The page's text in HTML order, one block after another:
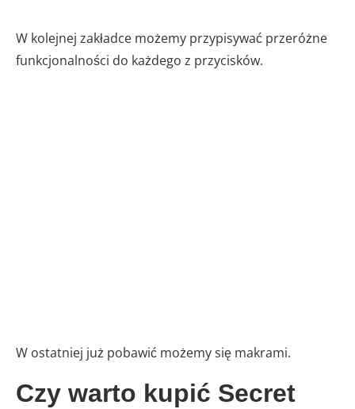
W kolejnej zakładce możemy przypisywać przeróżne
funkcjonalności do każdego z przycisków.
W ostatniej już pobawić możemy się makrami.
Czy warto kupić Secret